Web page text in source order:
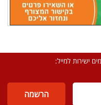
ישירות למייל: